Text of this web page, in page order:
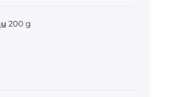
200 g